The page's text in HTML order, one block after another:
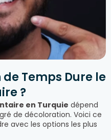
Temps Dure le
?
en Turquie dépend
de décoloration. Voici ce
avec les options les plus